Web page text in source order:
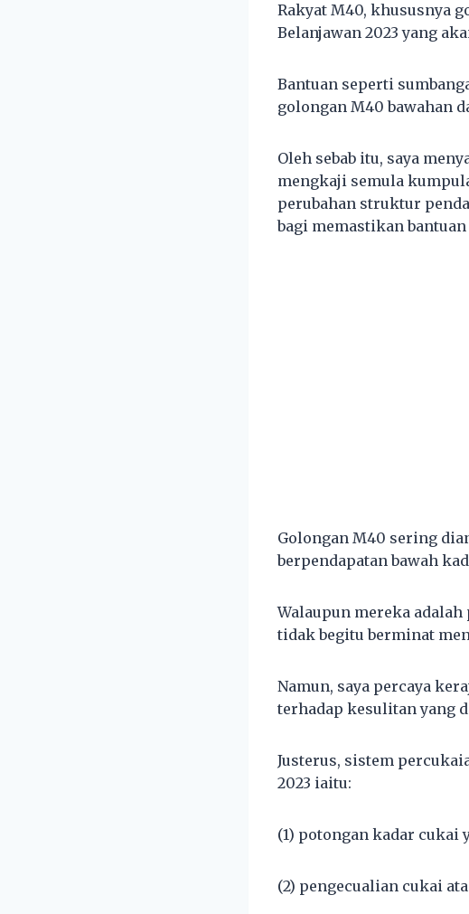
Rakyat M40, khususnya
Belanjawan 2023 yang
Bantuan seperti
golongan M40 bawahan
Oleh sebab itu, saya
mengkaji semula
perubahan struktur
bagi memastikan
Golongan M40 sering
berpendapatan bawah
Walaupun mereka
tidak begitu berminat
Namun, saya percaya
terhadap kesulitan yang
Justerus, sistem
2023 iaitu:
(1) potongan kadar cukai
(2) pengecualian cukai